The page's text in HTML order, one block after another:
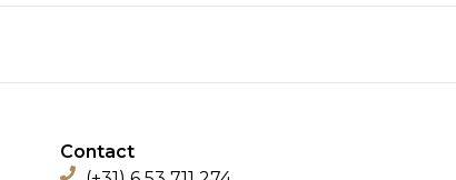
Contact